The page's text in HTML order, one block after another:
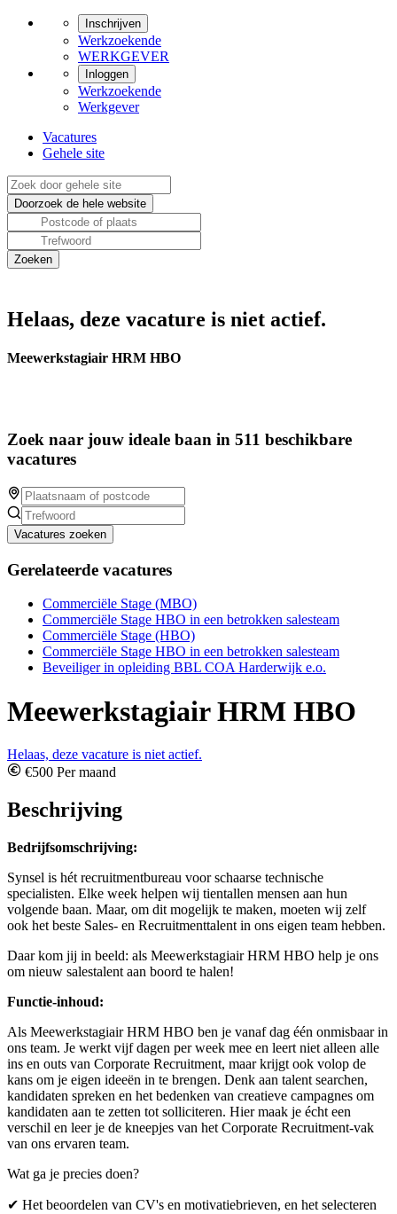
Inschrijven
Werkzoekende
WERKGEVER
Inloggen
Werkzoekende
Werkgever
Vacatures
Gehele site
Helaas, deze vacature is niet actief.
Meewerkstagiair HRM HBO
Zoek naar jouw ideale baan in 511 beschikbare
vacatures
Vacatures zoeken
Gerelateerde vacatures
Commerciële Stage (MBO)
Commerciële Stage HBO in een betrokken salesteam
Commerciële Stage (HBO)
Commerciële Stage HBO in een betrokken salesteam
Beveiliger in opleiding BBL COA Harderwijk e.o.
Meewerkstagiair HRM HBO
Helaas, deze vacature is niet actief.
€500 Per maand
Beschrijving
Bedrijfsomschrijving:
Synsel is hét recruitmentbureau voor schaarse technische
specialisten. Elke week helpen wij tientallen mensen aan hun
volgende baan. Maar, om dit mogelijk te maken, moeten wij zelf
ook het beste Sales- en Recruitmenttalent in ons eigen team hebben.
Daar kom jij in beeld: als Meewerkstagiair HRM HBO help je ons
om nieuw salestalent aan boord te halen!
Functie-inhoud:
Als Meewerkstagiair HRM HBO ben je vanaf dag één onmisbaar in
ons team. Je werkt vijf dagen per week mee en leert niet alleen alle
ins en outs van Corporate Recruitment, maar krijgt ook volop de
kans om je eigen ideeën in te brengen. Denk aan talent searchen,
kandidaten spreken en het bedenken van creatieve campagnes om
kandidaten aan te zetten tot solliciteren. Hier maak je écht een
verschil en leer je de kneepjes van het Corporate Recruitment-vak
van ons ervaren team.
Wat ga je precies doen?
✔ Het beoordelen van CV's en motivatiebrieven, en het selecteren